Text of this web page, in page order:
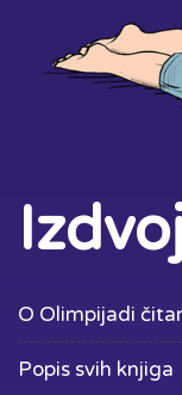
O Olimpijadi
Popis svih knjiga